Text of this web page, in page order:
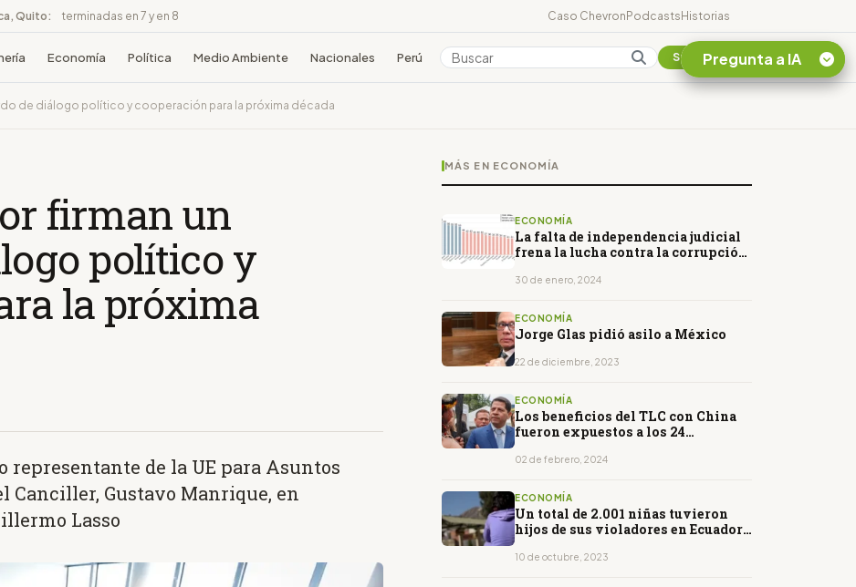
Quito: terminadas en 7 y en 8 Caso ChevronPodcastsHistorias
Economía Política Medio Ambiente Nacionales Perú Colombia Suscribirse
de diálogo político y cooperación para la próxima década
firman un
político y
la próxima
representante de la UE para Asuntos
Canciller, Gustavo Manrique, en
Lasso
MÁS EN ECONOMÍA
ECONOMÍA
La falta de independencia judicial
frena la lucha contra la corrupción
30 de enero, 2024
ECONOMÍA
Jorge Glas pidió asilo a México
22 de diciembre, 2023
ECONOMÍA
Los beneficios del TLC con China
fueron expuestos a los 24
02 de febrero, 2024
ECONOMÍA
Un total de 2.001 niñas tuvieron
hijos de sus violadores en Ecuador
10 de octubre, 2023
Pregunta a IA
¿En que consiste la